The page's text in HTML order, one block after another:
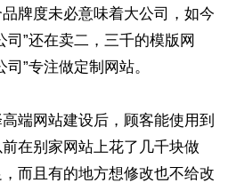
度未必意味着大公司，如今
司”还在卖二，三千的模版网
”专注做定制网站。
网站建设后，顾客能使用到
在别家网站上花了几千块做
而且有的地方想修改也不给改